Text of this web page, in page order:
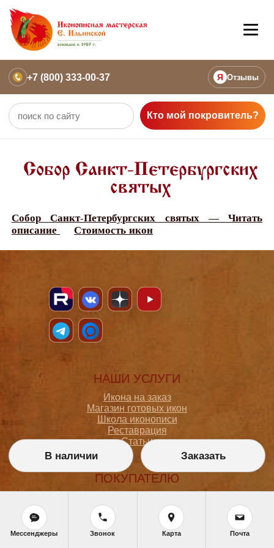
+7 (800) 333-00-37 Я Отзывы
Кто мой покровитель?
Собор Санкт-Петербургских
святых
Собор Санкт-Петербургских святых — Читать
описание
Стоимость икон
НАШИ УСЛУГИ
Икона на заказ
Магазин готовых икон
Школа иконописи
Реставрация
Статьи
ПОКУПАТЕЛЮ
Как сделать заказ
Доставка и оплата
Политика конфиденциальности
В наличии Заказать
Мессенджеры Звонок Карта Почта